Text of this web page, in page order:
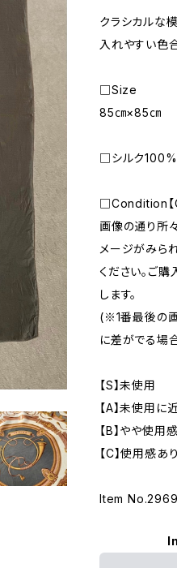
クラシカルな
入れやすい色
□Size
85㎝×85㎝
□シルク100%
□Condition【C
画像の通り所
メージがみら
ください。ご
します。
(※1番最後の
に差がでる場
【S】未使用
【A】未使用に
【B】やや使用
【C】使用感あり
Item No.2969